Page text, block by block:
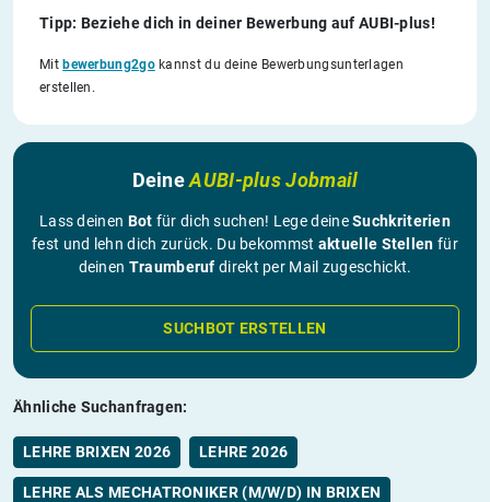
Tipp: Beziehe dich in deiner Bewerbung auf AUBI-plus!
Mitbewerbung2gokannst du deine Bewerbungsunterlagen
erstellen.
DeineAUBI-plus Jobmail
Lass deinen Bot für dich suchen! Lege deineSuchkriterien
fest und lehn dich zurück. Du bekommst aktuelle Stellen für
deinen Traumberuf direkt per Mail zugeschickt.
SUCHBOT ERSTELLEN
Ähnliche Suchanfragen:
LEHRE BRIXEN 2026 LEHRE 2026
LEHRE ALS MECHATRONIKER (M/W/D) IN BRIXEN